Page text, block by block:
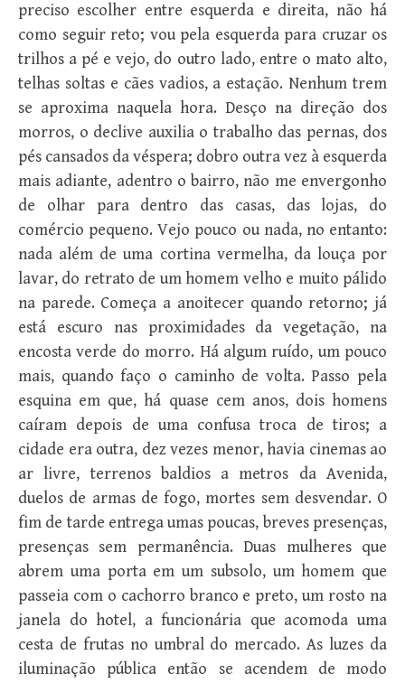
preciso escolher entre esquerda e direita, não há
como seguir reto; vou pela esquerda para cruzar os
trilhos a pé e vejo, do outro lado, entre o mato alto,
telhas soltas e cães vadios, a estação. Nenhum trem
se aproxima naquela hora. Desço na direção dos
morros, o declive auxilia o trabalho das pernas, dos
pés cansados da véspera; dobro outra vez à esquerda
mais adiante, adentro o bairro, não me envergonho
de olhar para dentro das casas, das lojas, do
comércio pequeno. Vejo pouco ou nada, no entanto:
nada além de uma cortina vermelha, da louça por
lavar, do retrato de um homem velho e muito pálido
na parede. Começa a anoitecer quando retorno; já
está escuro nas proximidades da vegetação, na
encosta verde do morro. Há algum ruído, um pouco
mais, quando faço o caminho de volta. Passo pela
esquina em que, há quase cem anos, dois homens
caíram depois de uma confusa troca de tiros; a
cidade era outra, dez vezes menor, havia cinemas ao
ar livre, terrenos baldios a metros da Avenida,
duelos de armas de fogo, mortes sem desvendar. O
fim de tarde entrega umas poucas, breves presenças,
presenças sem permanência. Duas mulheres que
abrem uma porta em um subsolo, um homem que
passeia com o cachorro branco e preto, um rosto na
janela do hotel, a funcionária que acomoda uma
cesta de frutas no umbral do mercado. As luzes da
iluminação pública então se acendem de modo